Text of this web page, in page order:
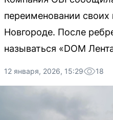
переименовании
Новгороде. После
называться «DOM
12 января, 2026, 15:29 18